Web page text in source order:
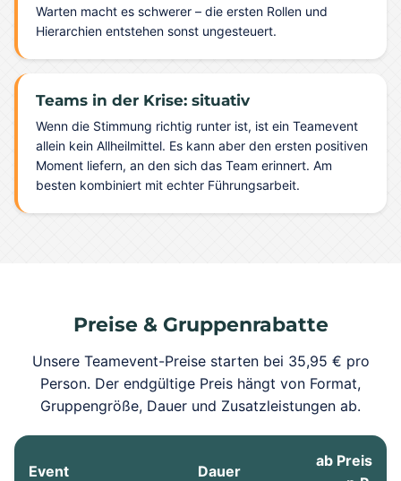
Warten macht es schwerer – die ersten Rollen und
Hierarchien entstehen sonst ungesteuert.
Teams in der Krise: situativ
Wenn die Stimmung richtig runter ist, ist ein Teamevent
allein kein Allheilmittel. Es kann aber den ersten positiven
Moment liefern, an den sich das Team erinnert. Am
besten kombiniert mit echter Führungsarbeit.
Preise & Gruppenrabatte
Unsere Teamevent-Preise starten bei 35,95 € pro
Person. Der endgültige Preis hängt von Format,
Gruppengröße, Dauer und Zusatzleistungen ab.
Event Dauer
ab Preis